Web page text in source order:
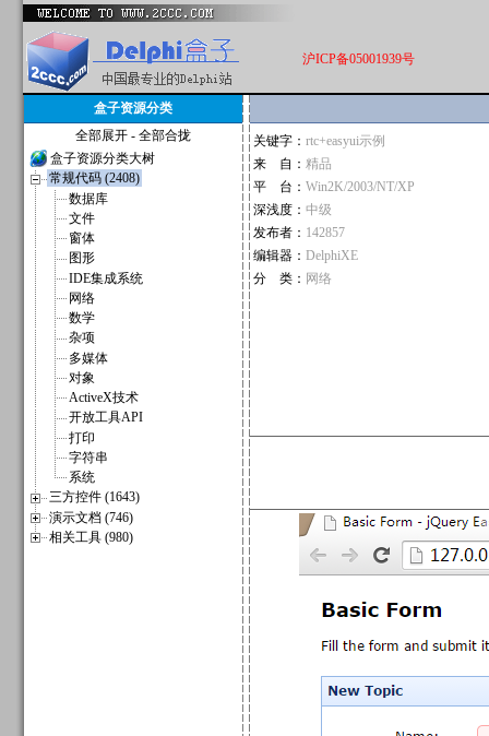
沪ICP备05001939号
盒子资源分类
全部展开 - 全部合拢
盒子资源分类大树
常规代码 (2408)
数据库
文件
窗体
图形
IDE集成系统
网络
数学
杂项
多媒体
对象
ActiveX技术
开放工具API
打印
字符串
系统
三方控件 (1643)
演示文档 (746)
相关工具 (980)
关键字： rtc+easyui示例
来 自： 精品
平 台： Win2K/2003/NT/XP
深浅度： 中级
发布者： 142857
编辑器： DelphiXE
分 类： 网络